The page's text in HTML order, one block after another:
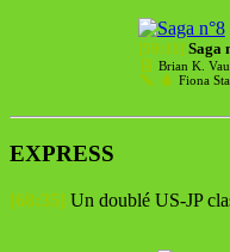
[59:11] Saga
Brian K.
Fiona
EXPRESS
[68:35] Un doublé US-JP